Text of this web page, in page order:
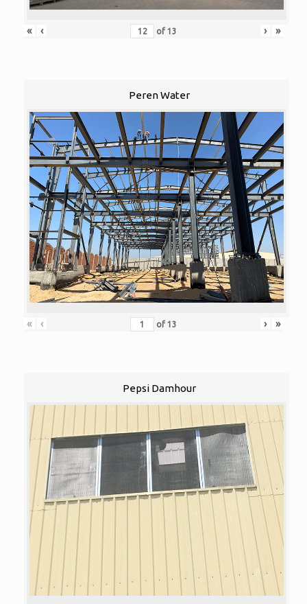
« ‹ of 13 › »
Peren Water
« ‹ of 13 › »
Pepsi Damhour